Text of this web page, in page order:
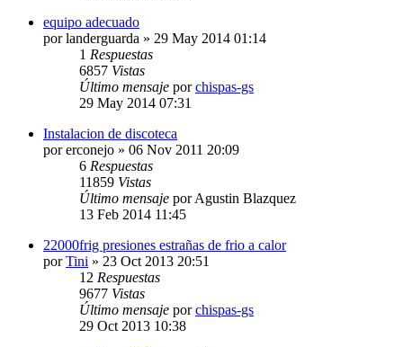
equipo adecuado
porlanderguarda » 29 May 2014 01:14
1 Respuestas
6857 Vistas
Último mensaje porchispas-gs
29 May 2014 07:31
Instalacion de discoteca
porerconejo » 06 Nov 2011 20:09
6 Respuestas
11859 Vistas
Último mensaje porAgustin Blazquez
13 Feb 2014 11:45
22000frig presiones estrañas de frio a calor
porTini » 23 Oct 2013 20:51
12 Respuestas
9677 Vistas
Último mensaje porchispas-gs
29 Oct 2013 10:38